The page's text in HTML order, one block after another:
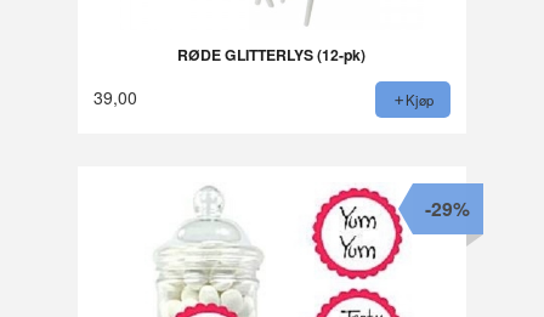
RØDE GLITTERLYS (12-pk)
39,00 Kjøp
-29%